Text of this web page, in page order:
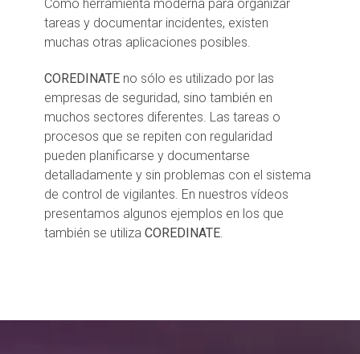
Como herramienta moderna para organizar
tareas y documentar incidentes, existen
muchas otras aplicaciones posibles.
COREDINATE no sólo es utilizado por las
empresas de seguridad, sino también en
muchos sectores diferentes. Las tareas o
procesos que se repiten con regularidad
pueden planificarse y documentarse
detalladamente y sin problemas con el sistema
de control de vigilantes. En nuestros vídeos
presentamos algunos ejemplos en los que
también se utiliza COREDINATE.